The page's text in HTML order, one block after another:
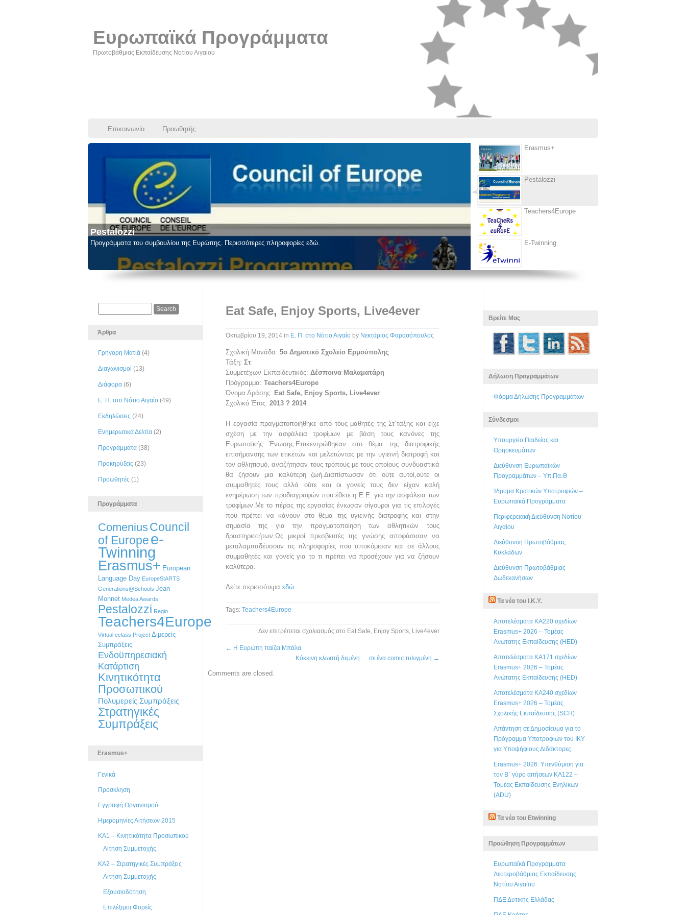
Ευρωπαϊκά Προγράμματα
Πρωτοβάθμιας Εκπαίδευσης Νοτίου Αιγαίου
Επικοινωνία Προωθητής
Pestalozzi
Προγράμματα του συμβουλίου της Ευρώπης. Περισσότερες πληροφορίες εδώ.
Erasmus+
Pestalozzi
Teachers4Europe
E-Twinning
Άρθρα
Γρήγορη Ματιά (4)
Διαγωνισμοί (13)
Διάφορα (6)
Ε. Π. στο Νότιο Αιγαίο (49)
Εκδηλώσεις (24)
Ενημερωτικά Δελτία (2)
Προγράμματα (38)
Προκηρύξεις (23)
Προωθητές (1)
Προγράμματα
ComeniusCouncil
of Europee-
Twinning
Erasmus+ European
Language Day EuropeStARTS
Generations@Schools Jean
Monnet Medea Awards
Pestalozzi Regio
Teachers4Europe
Virtual eclass Project Διμερείς
Συμπράξεις
Ενδοϋπηρεσιακή
Κατάρτιση
Κινητικότητα
Προσωπικού
Πολυμερείς Συμπράξεις
Στρατηγικές
Συμπράξεις
Erasmus+
Γενικά
Πρόσκληση
Εγγραφή Οργανισμού
Ημερομηνίες Αιτήσεων 2015
ΚΑ1 – Κινητικότητα Προσωπικού
Αίτηση Συμμετοχής
ΚΑ2 – Στρατηγικές Συμπράξεις
Αίτηση Συμμετοχής
Εξουσιοδότηση
Επιλέξιμοι Φορείς
Eat Safe, Enjoy Sports, Live4ever
Οκτωβρίου 19, 2014 in Ε. Π. στο Νότιο Αιγαίο by Νεκτάριος Φαρασόπουλος
Σχολική Μονάδα: 5ο Δημοτικό Σχολείο Ερμούπολης
Τάξη: Στ
Συμμετέχων Εκπαιδευτικός: Δέσποινα Μαλαματάρη
Πρόγραμμα: Teachers4Europe
Όνομα Δράσης: Eat Safe, Enjoy Sports, Live4ever
Σχολικό Έτος: 2013 ? 2014
Η εργασία πραγματοποιήθηκε από τους μαθητές της Στ΄τάξης και είχε
σχέση με την ασφάλεια τροφίμων με βάση τους κανόνες της
Ευρωπαϊκής Ένωσης.Επικεντρώθηκαν στο θέμα της διατροφικής
επισήμανσης των ετικετών και μελετώντας με την υγιεινή διατροφή και
τον αθλητισμό, αναζήτησαν τους τρόπους με τους οποίους συνδυαστικά
θα ζήσουν μια καλύτερη ζωή.Διαπίστωσαν ότι ούτε αυτοί,ούτε οι
συμμαθητές τους αλλά ούτε και οι γονείς τους δεν είχαν καλή
ενημέρωση των προδιαγραφών που έθετε η Ε.Ε. για την ασφάλεια των
τροφίμων.Με το πέρας της εργασίας ένιωσαν σίγουροι για τις επιλογές
που πρέπει να κάνουν στο θέμα της υγιεινής διατροφής και στην
σημασία της για την πραγματοποίηση των αθλητικών τους
δραστηριοτήτων.Ως μικροί πρεσβευτές της γνώσης αποφάσισαν να
μεταλαμπαδέυσουν τις πληροφορίες που αποκόμισαν και σε άλλους
συμμαθητές και γονείς για το τι πρέπει να προσέχουν για να ζήσουν
καλύτερα.
Δείτε περισσότερα εδώ
Tags: Teachers4Europe
Δεν επιτρέπεται σχολιασμός στο Eat Safe, Enjoy Sports, Live4ever
← Η Ευρώπη παίζει Μπάλα
Κόκκινη κλωστή δεμένη … σε ένα comic τυλιγμένη →
Comments are closed.
Βρείτε Μας
Δήλωση Προγραμμάτων
Φόρμα Δήλωσης Προγραμμάτων
Σύνδεσμοι
Υπουργείο Παιδείας και
Θρησκευμάτων
Διεύθυνση Ευρωπαϊκών
Προγραμμάτων – Υπ.Πα.Θ
Ίδρυμα Κρατικών Υποτροφιών –
Ευρωπαϊκά Προγράμματα
Περιφερειακή Διεύθυνση Νοτίου
Αιγαίου
Διεύθυνση Πρωτοβάθμιας
Κυκλάδων
Διεύθυνση Πρωτοβάθμιας
Δωδεκανήσων
Τα νέα του Ι.Κ.Υ.
Αποτελέσματα KA220 σχεδίων
Erasmus+ 2026 – Τομέας
Ανώτατης Εκπαίδευσης (HED)
Αποτελέσματα KA171 σχεδίων
Erasmus+ 2026 – Τομέας
Ανώτατης Εκπαίδευσης (HED)
Αποτελέσματα KA240 σχεδίων
Erasmus+ 2026 – Τομέας
Σχολικής Εκπαίδευσης (SCH)
Απάντηση σε Δημοσίευμα για το
Πρόγραμμα Υποτροφιών του ΙΚΥ
για Υποψήφιους Διδάκτορες
Erasmus+ 2026: Υπενθύμιση για
τον Β΄ γύρο αιτήσεων ΚΑ122 –
Τομέας Εκπαίδευσης Ενηλίκων
(ADU)
Τα νέα του Etwinning
Προώθηση Προγραμμάτων
Ευρωπαϊκά Προγράμματα
Δευτεροβάθμιας Εκπαίδευσης
Νοτίου Αιγαίου
ΠΔΕ Δυτικής Ελλάδας